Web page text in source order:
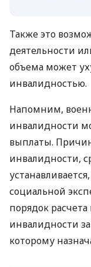
Также это
деятельности
объема может
инвалидностью.
Напомним,
инвалидности
выплаты.
инвалидности,
социальной
порядок
инвалидности
которому